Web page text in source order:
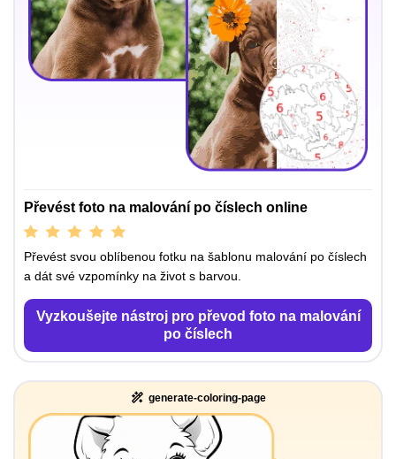
Převést foto na malování po číslech online
Převést svou oblíbenou fotku na šablonu malování po číslech
a dát své vzpomínky na život s barvou.
Vyzkoušejte nástroj pro převod foto na malování
po číslech
generate-coloring-page